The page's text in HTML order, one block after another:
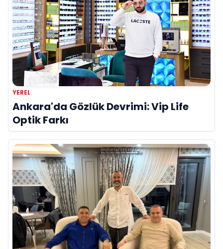
YEREL
Ankara'da Gözlük Devrimi: Vip Life
Optik Farkı